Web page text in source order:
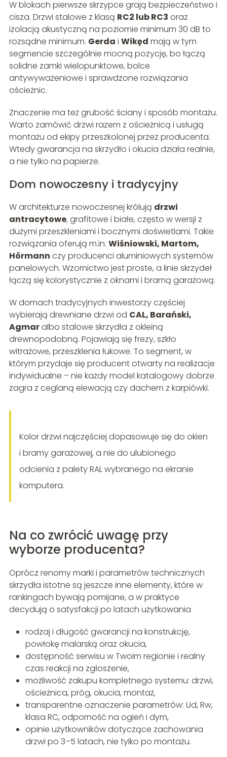
W blokach pierwsze skrzypce grają bezpieczeństwo i
cisza. Drzwi stalowe z klasą RC2 lub RC3 oraz
izolacją akustyczną na poziomie minimum 30 dB to
rozsądne minimum. Gerda i Wikęd mają w tym
segmencie szczególnie mocną pozycję, bo łączą
solidne zamki wielopunktowe, bolce
antywyważeniowe i sprawdzone rozwiązania
ościeżnic.
Znaczenie ma też grubość ściany i sposób montażu.
Warto zamówić drzwi razem z ościeżnicą i usługą
montażu od ekipy przeszkolonej przez producenta.
Wtedy gwarancja na skrzydło i okucia działa realnie,
a nie tylko na papierze.
Dom nowoczesny i tradycyjny
W architekturze nowoczesnej królują drzwi
antracytowe, grafitowe i białe, często w wersji z
dużymi przeszkleniami i bocznymi doświetlami. Takie
rozwiązania oferują m.in. Wiśniowski, Martom,
Hörmann czy producenci aluminiowych systemów
panelowych. Wzornictwo jest proste, a linie skrzydeł
łączą się kolorystycznie z oknami i bramą garażową.
W domach tradycyjnych inwestorzy częściej
wybierają drewniane drzwi od CAL, Barański,
Agmaralbo stalowe skrzydła z okleiną
drewnopodobną. Pojawiają się frezy, szkło
witrażowe, przeszklenia łukowe. To segment, w
którym przydaje się producent otwarty na realizacje
indywidualne – nie każdy model katalogowy dobrze
zagra z ceglaną elewacją czy dachem z karpiówki.
Kolor drzwi najczęściej dopasowuje się do okien
i bramy garażowej, a nie do ulubionego
odcienia z palety RAL wybranego na ekranie
komputera.
Na co zwrócić uwagę przy
wyborze producenta?
Oprócz renomy marki i parametrów technicznych
skrzydła istotne są jeszcze inne elementy, które w
rankingach bywają pomijane, a w praktyce
decydują o satysfakcji po latach użytkowania
rodzaj i długość gwarancji na konstrukcję,
powłokę malarską oraz okucia,
dostępność serwisu w Twoim regionie i realny
czas reakcji na zgłoszenie,
możliwość zakupu kompletnego systemu: drzwi,
ościeżnica, próg, okucia, montaż,
transparentne oznaczenie parametrów: Ud, Rw,
klasa RC, odporność na ogień i dym,
opinie użytkowników dotyczące zachowania
drzwi po 3–5 latach, nie tylko po montażu.